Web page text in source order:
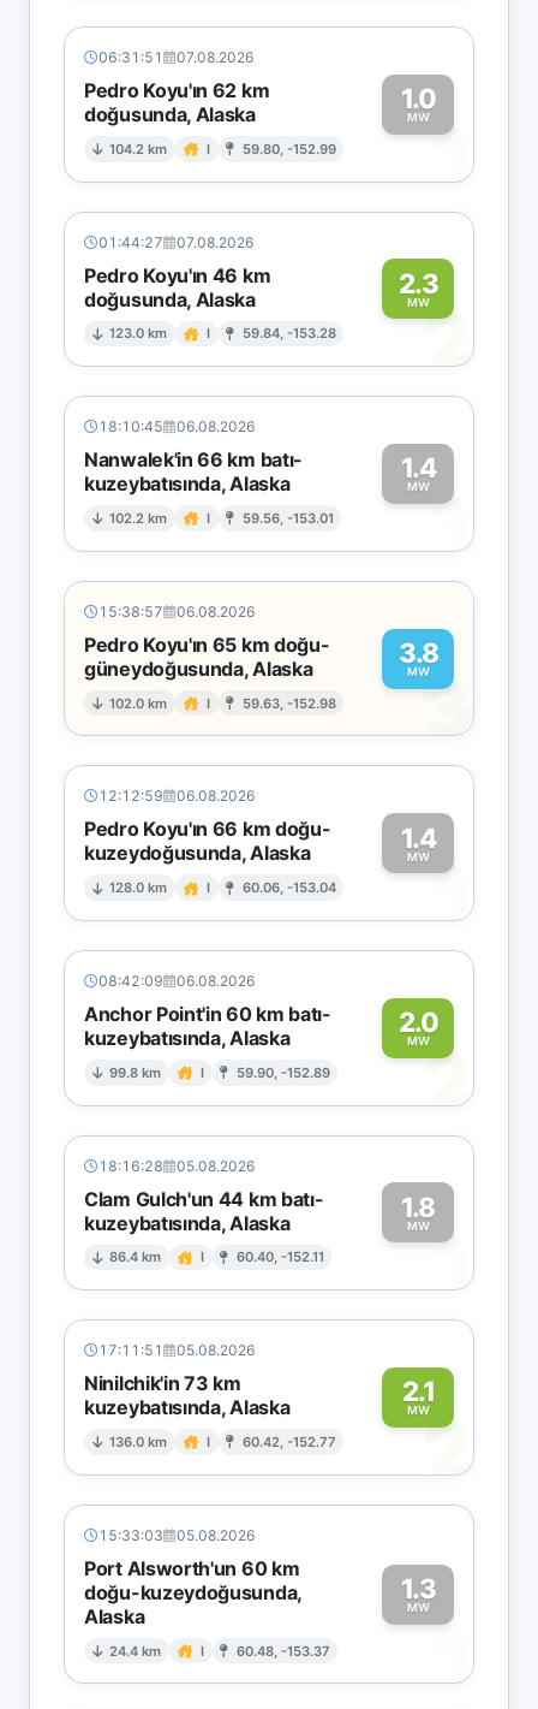
06:31:51 07.08.2026
Pedro Koyu'ın 62 km
doğusunda, Alaska
104.2 km I 59.80, -152.99
1.0
MW1
01:44:27 07.08.2026
Pedro Koyu'ın 46 km
doğusunda, Alaska
123.0 km I 59.84, -153.28
2.3
MW2
18:10:45 06.08.2026
Nanwalek'in 66 km batı-
kuzeybatısında, Alaska
102.2 km I 59.56, -153.01
1.4
MW1
15:38:57 06.08.2026
Pedro Koyu'ın 65 km doğu-
güneydoğusunda, Alaska
102.0 km I 59.63, -152.98
3.8
MW
3
12:12:59 06.08.2026
Pedro Koyu'ın 66 km doğu-
kuzeydoğusunda, Alaska
128.0 km I 60.06, -153.04
1.4
MW1
08:42:09 06.08.2026
Anchor Point'in 60 km batı-
kuzeybatısında, Alaska
99.8 km I 59.90, -152.89
2.0
MW2
18:16:28 05.08.2026
Clam Gulch'un 44 km batı-
kuzeybatısında, Alaska
86.4 km I 60.40, -152.11
1.8
MW1
17:11:51 05.08.2026
Ninilchik'in 73 km
kuzeybatısında, Alaska
136.0 km I 60.42, -152.77
2.1
MW
2
15:33:03 05.08.2026
Port Alsworth'un 60 km
doğu-kuzeydoğusunda,
Alaska
24.4 km I 60.48, -153.37
1.3
MW
1